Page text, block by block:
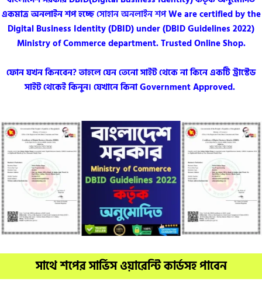
একমাত্র অনলাইন শপ হচ্ছেসোহান অনলাইন শপWe are certified by the
Digital Business Identity (DBID) under (DBID Guidelines 2022)
Ministry of Commerce department. Trusted Online Shop.
ফোন যখন কিনবেন? তাহলে যেন তেনো সাইট থেকে না কিনে একটি ট্রাস্টেড
সাইট থেকেই কিনুন। যেখানে কিনা Government Approved.
সাথে শপের সার্ভিস ওয়ারেন্টি কার্ডসহ পাবেন